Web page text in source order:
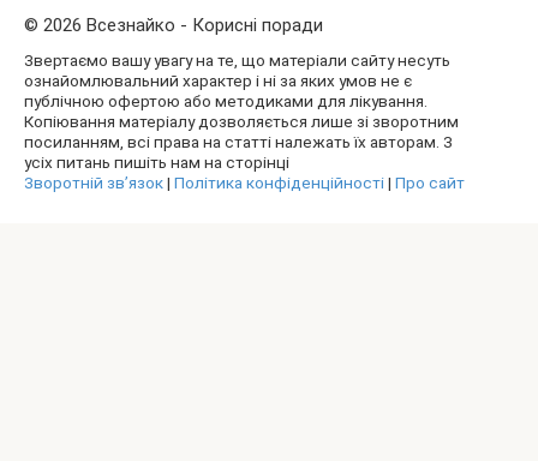
© 2026 Всезнайко - Корисні поради
Звертаємо вашу увагу на те, що матеріали сайту несуть
ознайомлювальний характер і ні за яких умов не є
публічною офертою або методиками для лікування.
Копіювання матеріалу дозволяється лише зі зворотним
посиланням, всі права на статті належать їх авторам. З
усіх питань пишіть нам на сторінці
Зворотній зв’язок| Політика конфіденційності| Про сайт